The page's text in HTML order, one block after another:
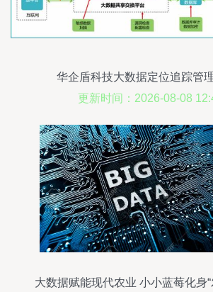
华企盾科技大数据定位追踪管
更新时间：2026-08-08
大数据赋能现代农业 小小蓝莓化身